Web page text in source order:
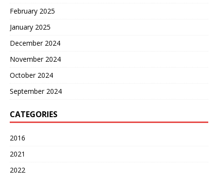
February 2025
January 2025
December 2024
November 2024
October 2024
September 2024
CATEGORIES
2016
2021
2022